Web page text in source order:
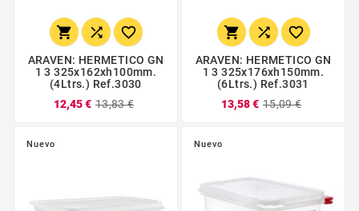
  
ARAVEN: HERMETICO GN
1 3 325x162xh100mm.
(4Ltrs.) Ref.3030
12,45 € 13,83 €
  
ARAVEN: HERMETICO GN
1 3 325x176xh150mm.
(6Ltrs.) Ref.3031
13,58 € 15,09 €
Nuevo Nuevo